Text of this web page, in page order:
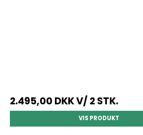
2.495,00 DKKV/ 2 STK.
VIS PRODUKT